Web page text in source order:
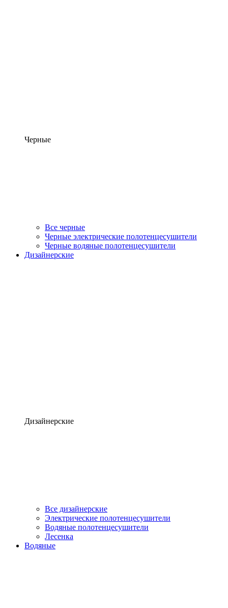
Черные
Все черные
Черные электрические полотенцесушители
Черные водяные полотенцесушители
Дизайнерские
Дизайнерские
Все дизайнерские
Электрические полотенцесушители
Водяные полотенцесушители
Лесенка
Водяные